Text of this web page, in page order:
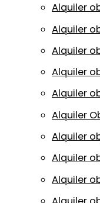
Alquiler
Alquiler
Alquiler
Alquiler
Alquiler
Alquiler
Alquiler
Alquiler
Alquiler